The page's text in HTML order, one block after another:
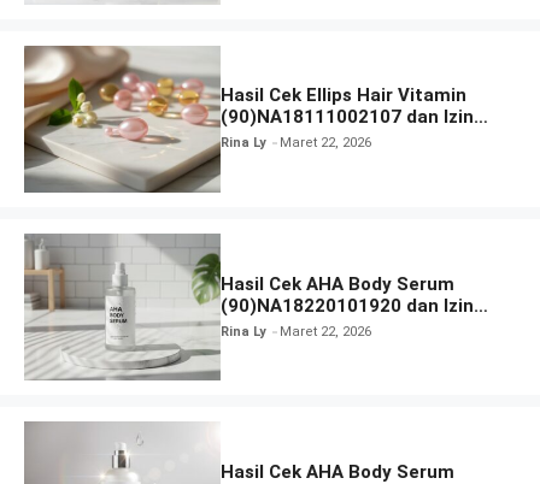
Hasil Cek Ellips Hair Vitamin
(90)NA18111002107 dan Izin
BPOM
Rina Ly Maret 22, 2026
Hasil Cek AHA Body Serum
(90)NA18220101920 dan Izin
BPOM
Rina Ly Maret 22, 2026
Hasil Cek AHA Body Serum